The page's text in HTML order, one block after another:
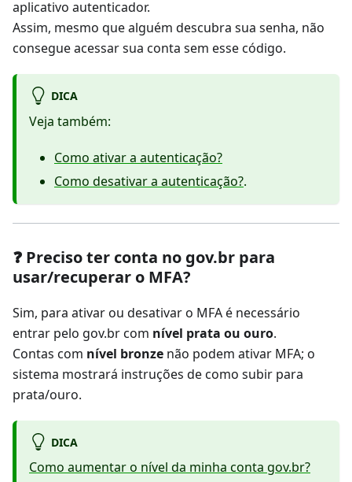
aplicativo autenticador.
Assim, mesmo que alguém descubra sua senha, não
consegue acessar sua conta sem esse código.
DICA
Veja também:
Como ativar a autenticação?
Como desativar a autenticação?.
❓ Preciso ter conta no gov.br para
usar/recuperar o MFA?
Sim, para ativar ou desativar o MFA é necessário
entrar pelo gov.br com nível prata ou ouro.
Contas com nível bronze não podem ativar MFA; o
sistema mostrará instruções de como subir para
prata/ouro.
DICA
Como aumentar o nível da minha conta gov.br?